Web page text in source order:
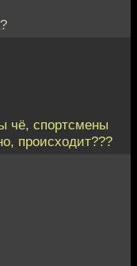
чё, спортсмены
происходит???